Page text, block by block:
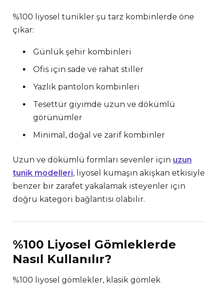
%100 liyosel tunikler şu tarz kombinlerde öne
çıkar:
Günlük şehir kombinleri
Ofis için sade ve rahat stiller
Yazlık pantolon kombinleri
Tesettür giyimde uzun ve dökümlü
görünümler
Minimal, doğal ve zarif kombinler
Uzun ve dökümlü formları sevenler için uzun
tunik modelleri, liyosel kumaşın akışkan etkisiyle
benzer bir zarafet yakalamak isteyenler için
doğru kategori bağlantısı olabilir.
%100 Liyosel Gömleklerde
Nasıl Kullanılır?
%100 liyosel gömlekler, klasik gömlek